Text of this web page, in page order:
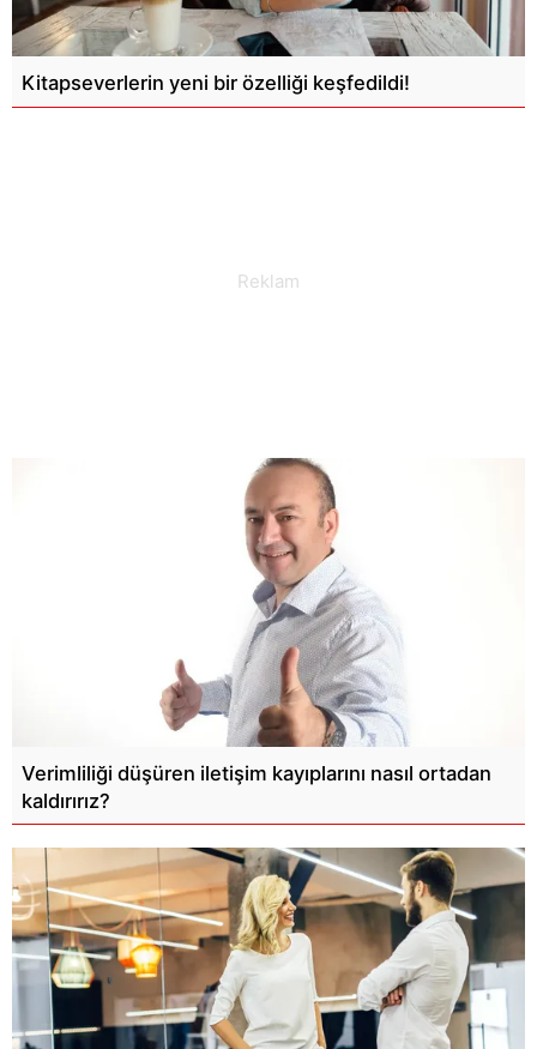
Kitapseverlerin yeni bir özelliği keşfedildi!
Verimliliği düşüren iletişim kayıplarını nasıl ortadan
kaldırırız?